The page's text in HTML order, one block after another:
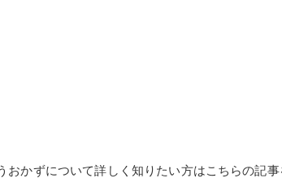
おかずについて詳しく知りたい方はこちらの記事